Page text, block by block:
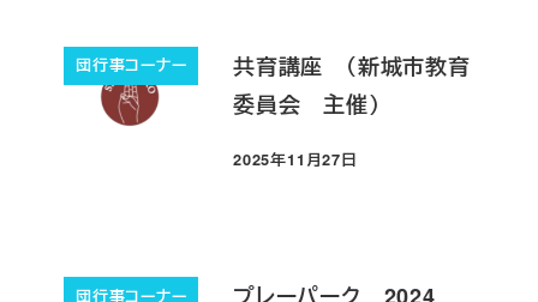
団行事コーナー
共育講座 （新城市教育
委員会 主催）
投稿日
2025年11月27日
団行事コーナー